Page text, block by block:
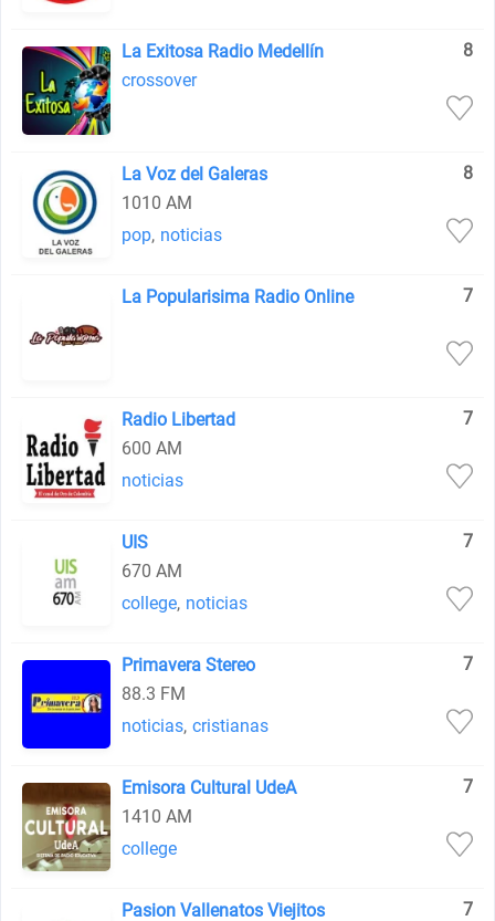
La Exitosa Radio Medellín
8
crossover
La Voz del Galeras
8
1010 AM
pop, noticias
La Popularisima Radio Online 7
Radio Libertad
7
600 AM
noticias
UIS
7
670 AM
college, noticias
Primavera Stereo
7
88.3 FM
noticias, cristianas
Emisora Cultural UdeA
7
1410 AM
college
Pasion Vallenatos Viejitos 7